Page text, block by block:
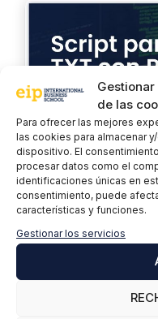
de las
Para ofrecer las mejores
las cookies para almacenar
dispositivo. El
procesar datos como el
identificaciones únicas en
consentimiento, puede
características y funciones.
Gestionar los servicios
Python
12 agosto, 2021